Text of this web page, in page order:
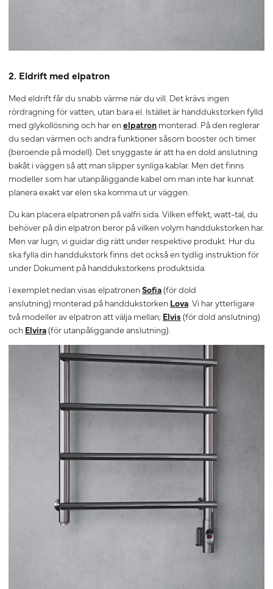
2. Eldrift med elpatron
Med eldrift får du snabb värme när du vill. Det krävs ingen
rördragning för vatten, utan bara el. Istället är handdukstorken fylld
med glykollösning och har enelpatron monterad. På den reglerar
du sedan värmen och andra funktioner såsom booster och timer
(beroende på modell). Det snyggaste är att ha en dold anslutning
bakåt i väggen så att man slipper synliga kablar. Men det finns
modeller som har utanpåliggande kabel om man inte har kunnat
planera exakt var elen ska komma ut ur väggen.
Du kan placera elpatronen på valfri sida. Vilken effekt, watt-tal, du
behöver på din elpatron beror på vilken volym handdukstorken har.
Men var lugn, vi guidar dig rätt under respektive produkt. Hur du
ska fylla din handdukstork finns det också en tydlig instruktion för
under Dokument på handdukstorkens produktsida.
I exemplet nedan visas elpatronenSofia(för dold
anslutning) monterad på handdukstorken Lova. Vi har ytterligare
två modeller av elpatron att välja mellan; Elvis (för dold anslutning)
och Elvira(för utanpåliggande anslutning).